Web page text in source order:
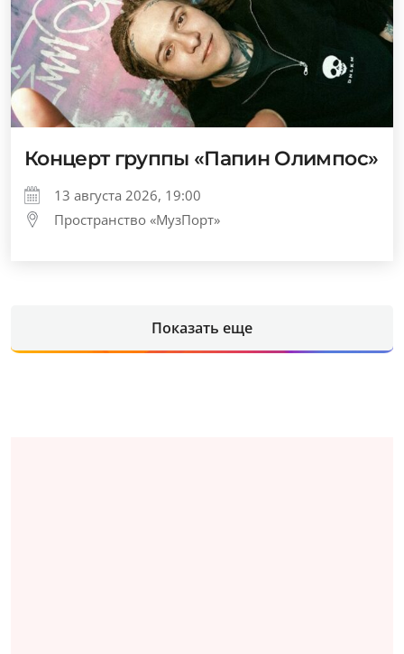
Концерт группы «Папин Олимпос»
13 августа 2026, 19:00
Пространство «МузПорт»
Показать еще